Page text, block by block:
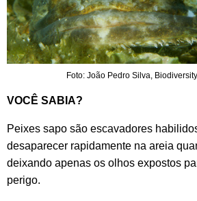
Foto: João Pedro Silva,
VOCÊ SABIA?
Peixes sapo são escavadores
desaparecer rapidamente na areia
deixando apenas os olhos expostos
perigo.